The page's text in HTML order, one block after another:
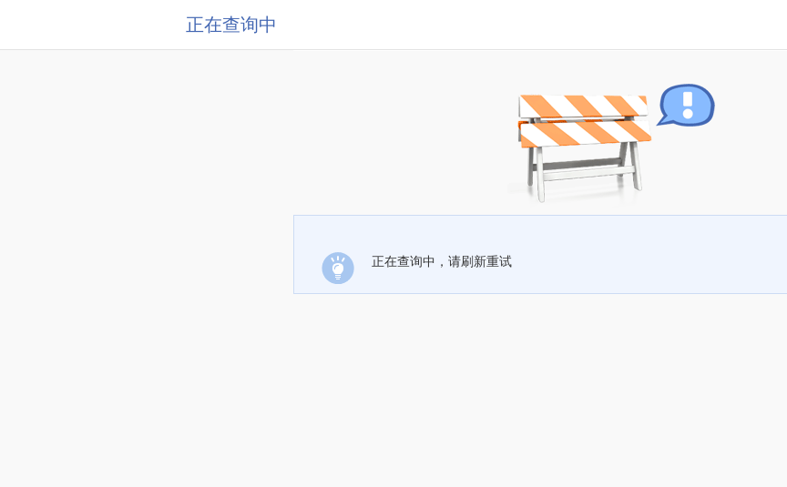
正在查询中
正在查询中，请刷新重试